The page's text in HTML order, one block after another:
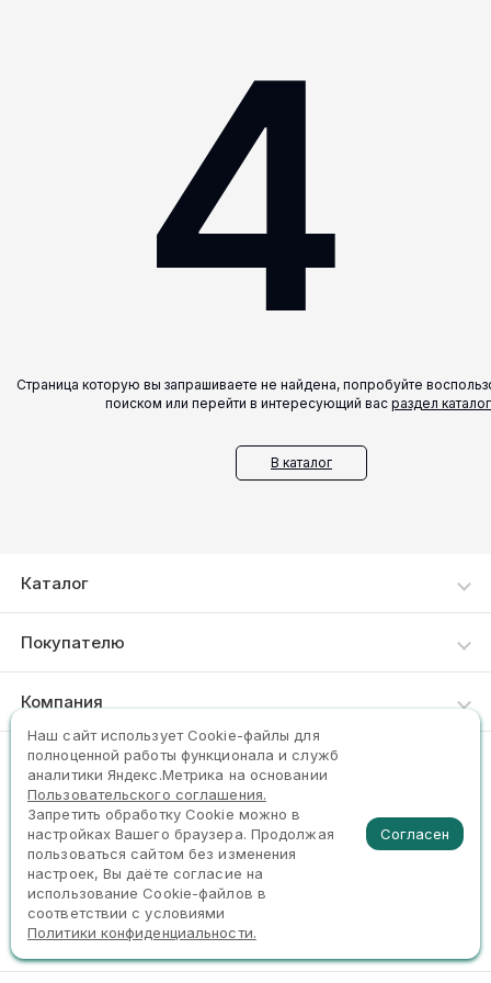
4
Страница которую вы запрашиваете не найдена, попробуйте
поиском или перейти в интересующий вас раздел
В каталог
Каталог
Каталог товаров
Покупателю
Как сделать заказ
Доставка и оплата
Пункты выдачи
Компания
О нас
Контакты(4942) 470700,471700,470701
Задать вопрос
©2026. Официальный сайт сети «9∙18»
Наш сайт использует Сookie-файлы для
полноценной работы функционала и служб
аналитики Яндекс.Метрика на основании
Пользовательского соглашения.
Запретить обработку Cookie можно в
настройках Вашего браузера. Продолжая
пользоваться сайтом без изменения
настроек, Вы даёте согласие на
использование Cookie-файлов в
соответствии с условиями
Политики конфиденциальности.
Согласен